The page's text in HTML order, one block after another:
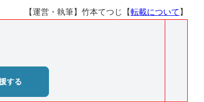
【運営・執筆】竹本てつじ【転載について 】